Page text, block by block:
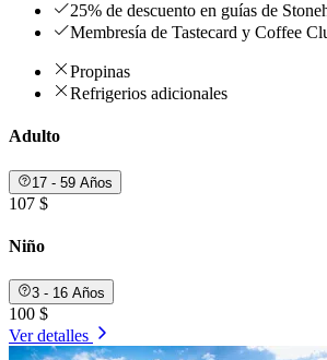
25% de descuento en guías de
Membresía de Tastecard y Coffee
Propinas
Refrigerios adicionales
Adulto
17 - 59 Años
107 $
Niño
3 - 16 Años
100 $
Ver detalles